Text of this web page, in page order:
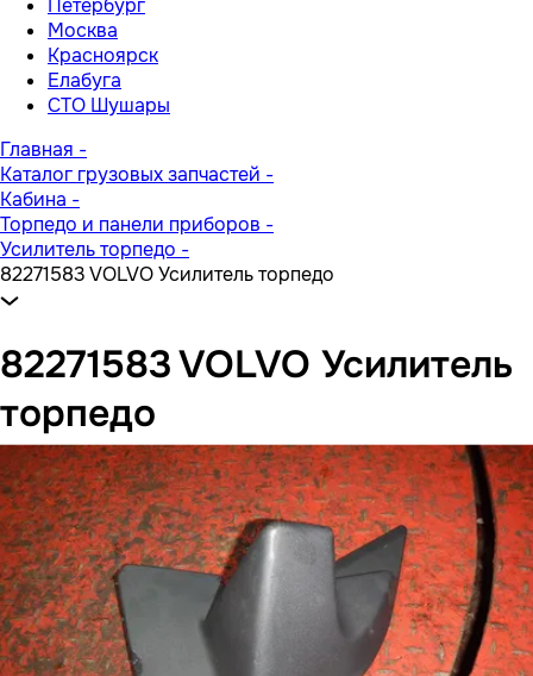
Петербург
Москва
Красноярск
Елабуга
СТО Шушары
Главная -
Каталог грузовых запчастей -
Кабина -
Торпедо и панели приборов -
Усилитель торпедо -
82271583 VOLVO Усилитель торпедо
82271583 VOLVO Усилитель
торпедо